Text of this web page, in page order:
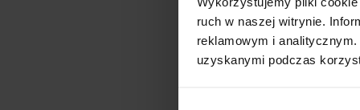
ruch w naszej witrynie.
reklamowym i
uzyskanymi podczas